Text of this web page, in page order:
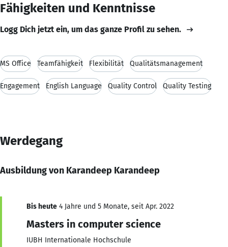
Fähigkeiten und Kenntnisse
Logg Dich jetzt ein, um das ganze Profil zu sehen.
MS Office Teamfähigkeit Flexibilität Qualitätsmanagement
Engagement English Language Quality Control Quality Testing
Werdegang
Ausbildung von Karandeep Karandeep
Bis heute 4 Jahre und 5 Monate, seit Apr. 2022
Masters in computer science
IUBH Internationale Hochschule